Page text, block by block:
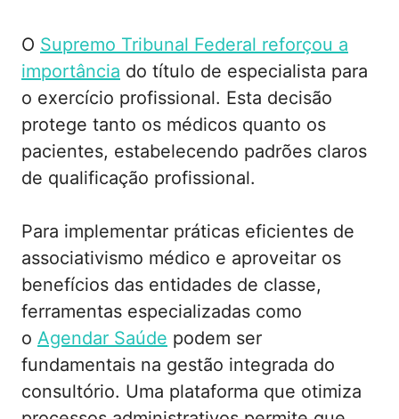
O Supremo Tribunal Federal reforçou a
importância do título de especialista para
o exercício profissional. Esta decisão
protege tanto os médicos quanto os
pacientes, estabelecendo padrões claros
de qualificação profissional.
Para implementar práticas eficientes de
associativismo médico e aproveitar os
benefícios das entidades de classe,
ferramentas especializadas como
o Agendar Saúde podem ser
fundamentais na gestão integrada do
consultório. Uma plataforma que otimiza